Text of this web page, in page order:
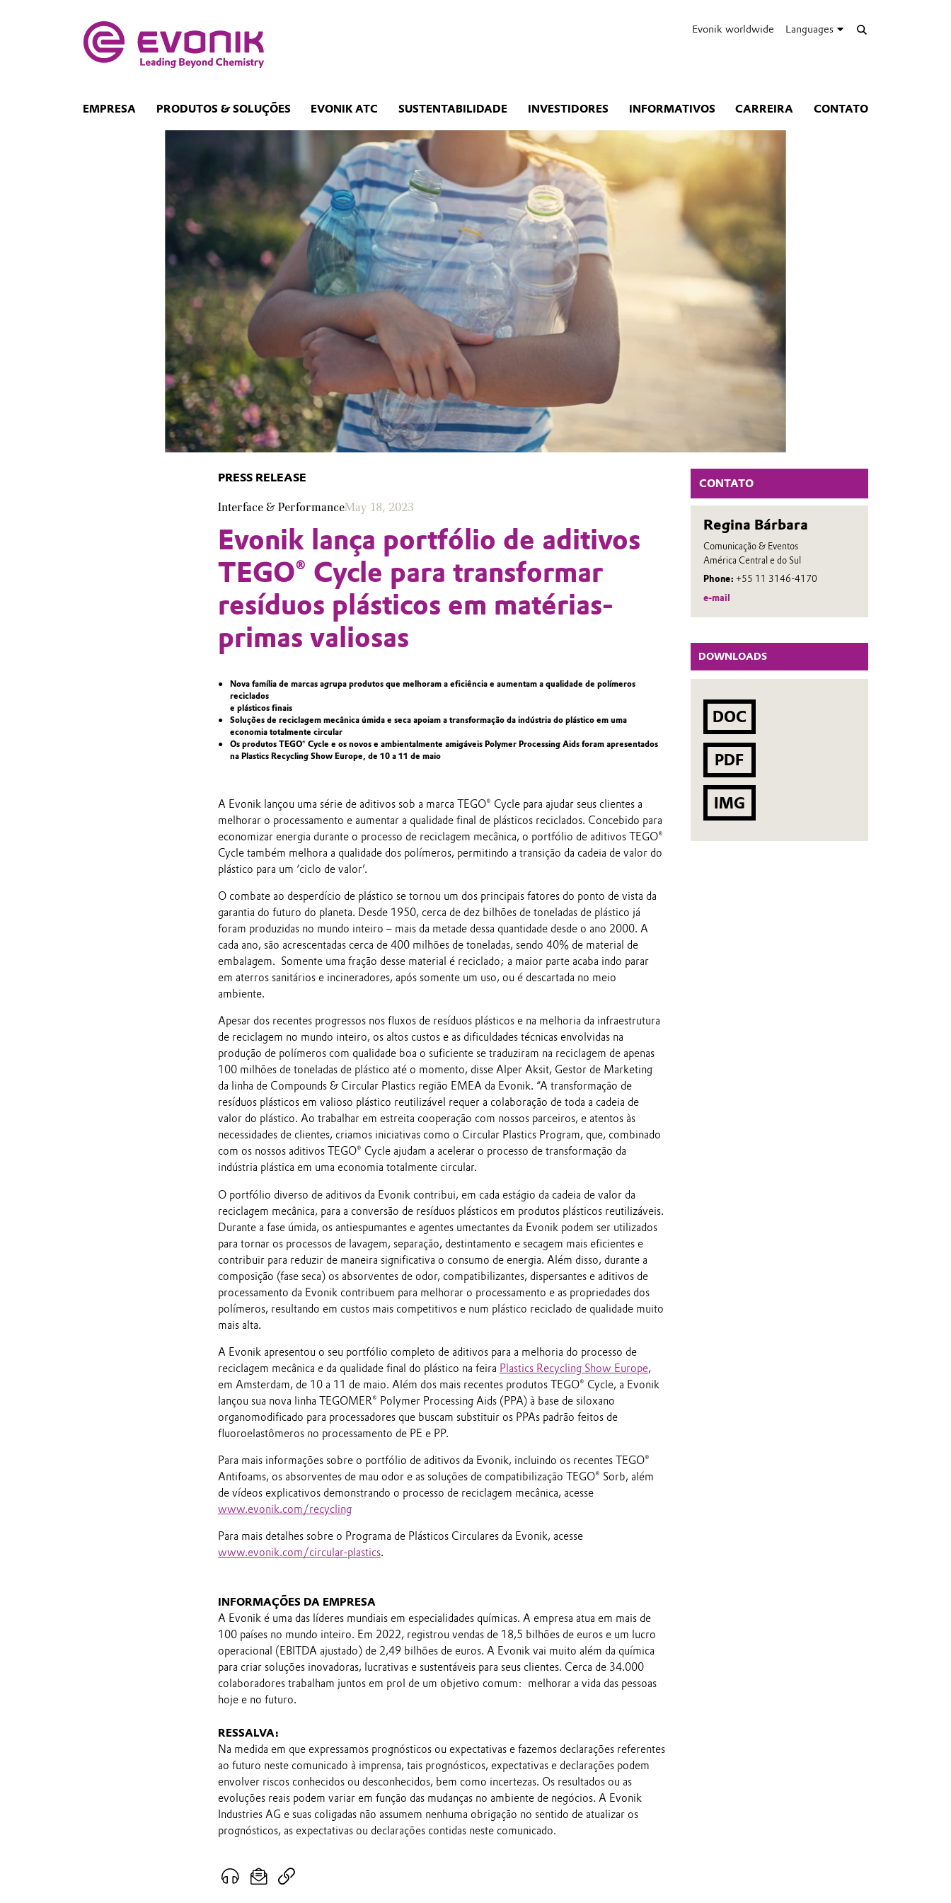
Evonik worldwide Languages
EMPRESA PRODUTOS & SOLUÇÕES EVONIK ATC SUSTENTABILIDADE INVESTIDORES INFORMATIVOS CARREIRA CONTATO
CONTATO
Regina Bárbara
Comunicação & Eventos
América Central e do Sul
Phone: +55 11 3146-4170
e-mail
DOWNLOADS
DOC
PDF
IMG
PRESS RELEASE
Interface & PerformanceMay 18, 2023
Evonik lança portfólio de aditivos
TEGO® Cycle para transformar
resíduos plásticos em matérias-
primas valiosas
Nova família de marcas agrupa produtos que melhoram a eficiência e aumentam a qualidade de polímeros
reciclados
e plásticos finais
Soluções de reciclagem mecânica úmida e seca apoiam a transformação da indústria do plástico em uma
economia totalmente circular
Os produtos TEGO® Cycle e os novos e ambientalmente amigáveis Polymer Processing Aids foram apresentados
na Plastics Recycling Show Europe, de 10 a 11 de maio
A Evonik lançou uma série de aditivos sob a marca TEGO® Cycle para ajudar seus clientes a
melhorar o processamento e aumentar a qualidade final de plásticos reciclados. Concebido para
economizar energia durante o processo de reciclagem mecânica, o portfólio de aditivos TEGO®
Cycle também melhora a qualidade dos polímeros, permitindo a transição da cadeia de valor do
plástico para um ‘ciclo de valor’.
O combate ao desperdício de plástico se tornou um dos principais fatores do ponto de vista da
garantia do futuro do planeta. Desde 1950, cerca de dez bilhões de toneladas de plástico já
foram produzidas no mundo inteiro – mais da metade dessa quantidade desde o ano 2000. A
cada ano, são acrescentadas cerca de 400 milhões de toneladas, sendo 40% de material de
embalagem. Somente uma fração desse material é reciclado; a maior parte acaba indo parar
em aterros sanitários e incineradores, após somente um uso, ou é descartada no meio
ambiente.
Apesar dos recentes progressos nos fluxos de resíduos plásticos e na melhoria da infraestrutura
de reciclagem no mundo inteiro, os altos custos e as dificuldades técnicas envolvidas na
produção de polímeros com qualidade boa o suficiente se traduziram na reciclagem de apenas
100 milhões de toneladas de plástico até o momento, disse Alper Aksit, Gestor de Marketing
da linha de Compounds & Circular Plastics região EMEA da Evonik. “A transformação de
resíduos plásticos em valioso plástico reutilizável requer a colaboração de toda a cadeia de
valor do plástico. Ao trabalhar em estreita cooperação com nossos parceiros, e atentos às
necessidades de clientes, criamos iniciativas como o Circular Plastics Program, que, combinado
com os nossos aditivos TEGO® Cycle ajudam a acelerar o processo de transformação da
indústria plástica em uma economia totalmente circular.
O portfólio diverso de aditivos da Evonik contribui, em cada estágio da cadeia de valor da
reciclagem mecânica, para a conversão de resíduos plásticos em produtos plásticos reutilizáveis.
Durante a fase úmida, os antiespumantes e agentes umectantes da Evonik podem ser utilizados
para tornar os processos de lavagem, separação, destintamento e secagem mais eficientes e
contribuir para reduzir de maneira significativa o consumo de energia. Além disso, durante a
composição (fase seca) os absorventes de odor, compatibilizantes, dispersantes e aditivos de
processamento da Evonik contribuem para melhorar o processamento e as propriedades dos
polímeros, resultando em custos mais competitivos e num plástico reciclado de qualidade muito
mais alta.
A Evonik apresentou o seu portfólio completo de aditivos para a melhoria do processo de
reciclagem mecânica e da qualidade final do plástico na feira Plastics Recycling Show Europe,
em Amsterdam, de 10 a 11 de maio. Além dos mais recentes produtos TEGO® Cycle, a Evonik
lançou sua nova linha TEGOMER® Polymer Processing Aids (PPA) à base de siloxano
organomodificado para processadores que buscam substituir os PPAs padrão feitos de
fluoroelastômeros no processamento de PE e PP.
Para mais informações sobre o portfólio de aditivos da Evonik, incluindo os recentes TEGO®
Antifoams, os absorventes de mau odor e as soluções de compatibilização TEGO® Sorb, além
de vídeos explicativos demonstrando o processo de reciclagem mecânica, acesse
www.evonik.com/recycling
Para mais detalhes sobre o Programa de Plásticos Circulares da Evonik, acesse
www.evonik.com/circular-plastics.
INFORMAÇÕES DA EMPRESA
A Evonik é uma das líderes mundiais em especialidades químicas. A empresa atua em mais de
100 países no mundo inteiro. Em 2022, registrou vendas de 18,5 bilhões de euros e um lucro
operacional (EBITDA ajustado) de 2,49 bilhões de euros. A Evonik vai muito além da química
para criar soluções inovadoras, lucrativas e sustentáveis para seus clientes. Cerca de 34.000
colaboradores trabalham juntos em prol de um objetivo comum: melhorar a vida das pessoas
hoje e no futuro.
RESSALVA:
Na medida em que expressamos prognósticos ou expectativas e fazemos declarações referentes
ao futuro neste comunicado à imprensa, tais prognósticos, expectativas e declarações podem
envolver riscos conhecidos ou desconhecidos, bem como incertezas. Os resultados ou as
evoluções reais podem variar em função das mudanças no ambiente de negócios. A Evonik
Industries AG e suas coligadas não assumem nenhuma obrigação no sentido de atualizar os
prognósticos, as expectativas ou declarações contidas neste comunicado.